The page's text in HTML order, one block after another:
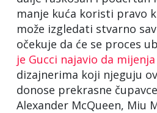
manje kuća koristi pravo
može izgledati stvarno
očekuje da će se proces
je Gucci najavio da
dizajnerima koji njeguju
donose prekrasne
Alexander McQueen, Miu